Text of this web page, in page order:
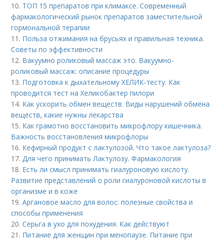
10. ТОП 15 препаратов при климаксе. Современный
фармакологический рынок препаратов заместительной
гормональной терапии
11. Польза отжимания на брусьях и правильная техника.
Советы по эффективности
12. Вакуумно роликовый массаж это. Вакуумно-
роликовый массаж: описание процедуры
13. Подготовка к дыхательному ХЕЛИК-тесту. Как
проводится тест на Хеликобактер пилори
14. Как ускорить обмен веществ. Виды нарушений обмена
веществ, какие нужны лекарства
15. Как грамотно восстановить микрофлору кишечника.
Важность восстановления микрофлоры
16. Кефирный продукт с лактулозой. Что такое лактулоза?
17.Для чего принимать Лактулозу. Фармакология
18. Есть ли смысл принимать гиалуроновую кислоту.
Развитие представлений о роли гиалуроновой кислоты в
организме и в коже
19.Аргановое масло для волос: полезные свойства и
способы применения
20.Серьга в ухо для похудения. Как действуют
21. Питание для женщин при менопаузе. Питание при